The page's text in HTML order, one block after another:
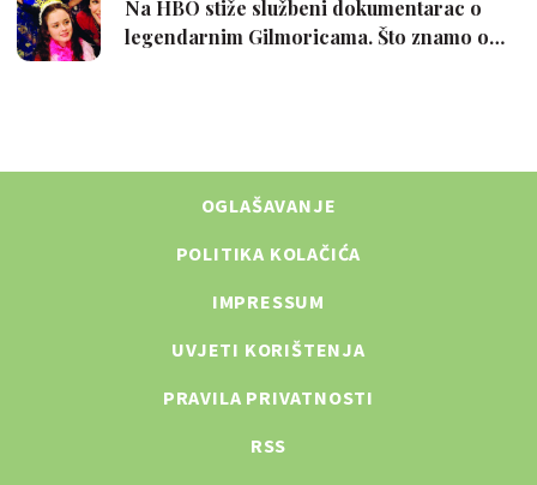
OGLAŠAVANJE
POLITIKA KOLAČIĆA
IMPRESSUM
UVJETI KORIŠTENJA
PRAVILA PRIVATNOSTI
RSS